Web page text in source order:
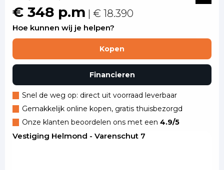
€ 348 p.m | € 18.390
Hoe kunnen wij je helpen?
Kopen
Financieren
Snel de weg op: direct uit voorraad leverbaar
Gemakkelijk online kopen, gratis thuisbezorgd
Onze klanten beoordelen ons met een 4.9/5
Vestiging Helmond - Varenschut 7